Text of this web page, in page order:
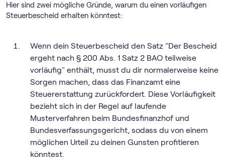
Hier sind zwei mögliche Gründe, warum du einen vorläufigen
Steuerbescheid erhalten könntest:
Wenn dein Steuerbescheid den Satz "Der Bescheid
ergeht nach § 200 Abs. 1 Satz 2 BAO teilweise
vorläufig" enthält, musst du dir normalerweise keine
Sorgen machen, dass das Finanzamt eine
Steuererstattung zurückfordert. Diese Vorläufigkeit
bezieht sich in der Regel auf laufende
Musterverfahren beim Bundesfinanzhof und
Bundesverfassungsgericht, sodass du von einem
möglichen Urteil zu deinen Gunsten profitieren
könntest.